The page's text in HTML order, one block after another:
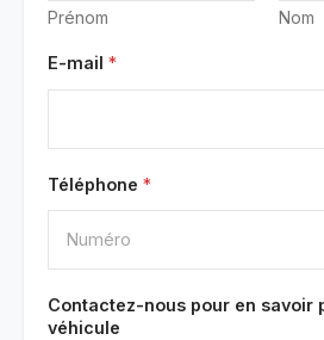
Prénom Nom
E-mail *
Téléphone *
Contactez-nous pour en savoir
véhicule